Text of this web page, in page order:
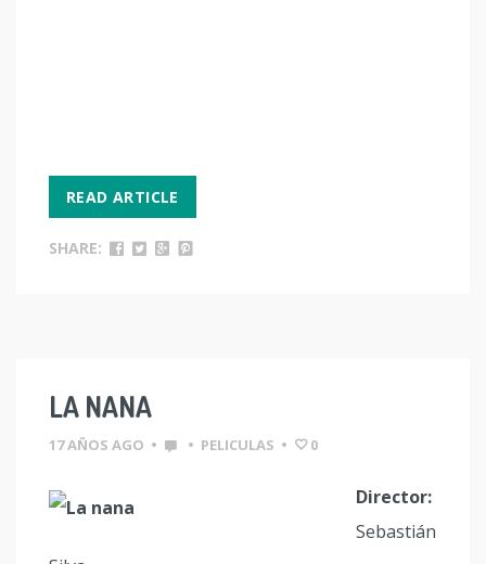
READ ARTICLE
SHARE:
LA NANA
17 AÑOS AGO • • PELICULAS • 0
Director:
Sebastián